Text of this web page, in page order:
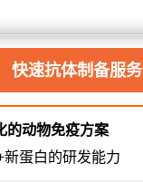
快速抗体制备服务
的动物免疫方案
蛋白的研发能力